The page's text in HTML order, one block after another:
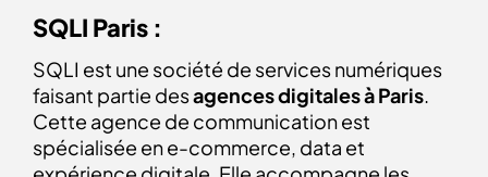
SQLI Paris :
SQLI est une société de services numériques
faisant partie desagences digitales à Paris.
Cette agence de communication est
spécialisée en e-commerce, data et